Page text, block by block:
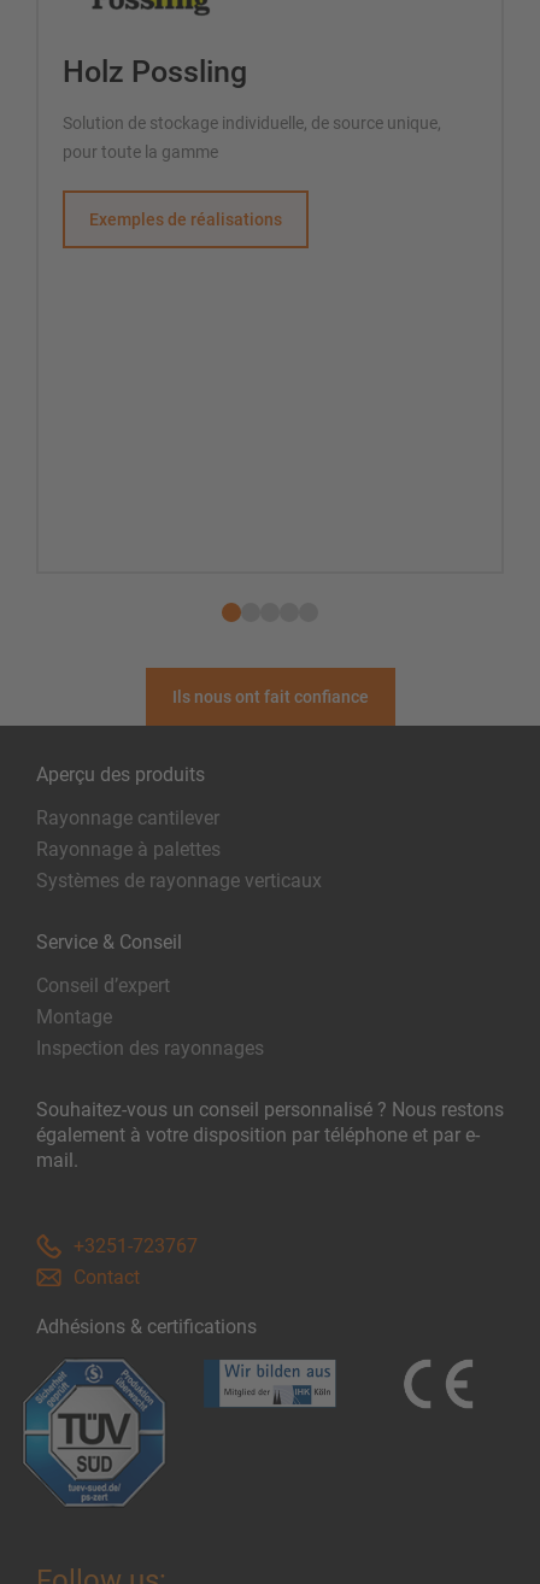
Holz Possling
Solution de stockage individuelle, de source unique,
pour toute la gamme
Exemples de réalisations
Ils nous ont fait confiance
Aperçu des produits
Rayonnage cantilever
Rayonnage à palettes
Systèmes de rayonnage verticaux
Service & Conseil
Conseil d’expert
Montage
Inspection des rayonnages
Souhaitez-vous un conseil personnalisé ? Nous restons
également à votre disposition par téléphone et par e-
mail.
+3251-723767
Contact
Adhésions & certifications